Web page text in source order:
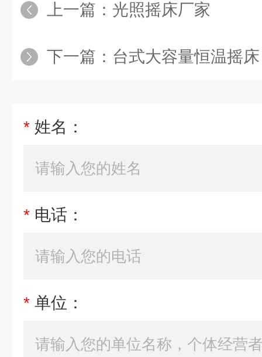
上一篇： 光照摇床厂家
下一篇： 台式大容量恒温摇床
* 姓名：
* 电话：
* 单位：